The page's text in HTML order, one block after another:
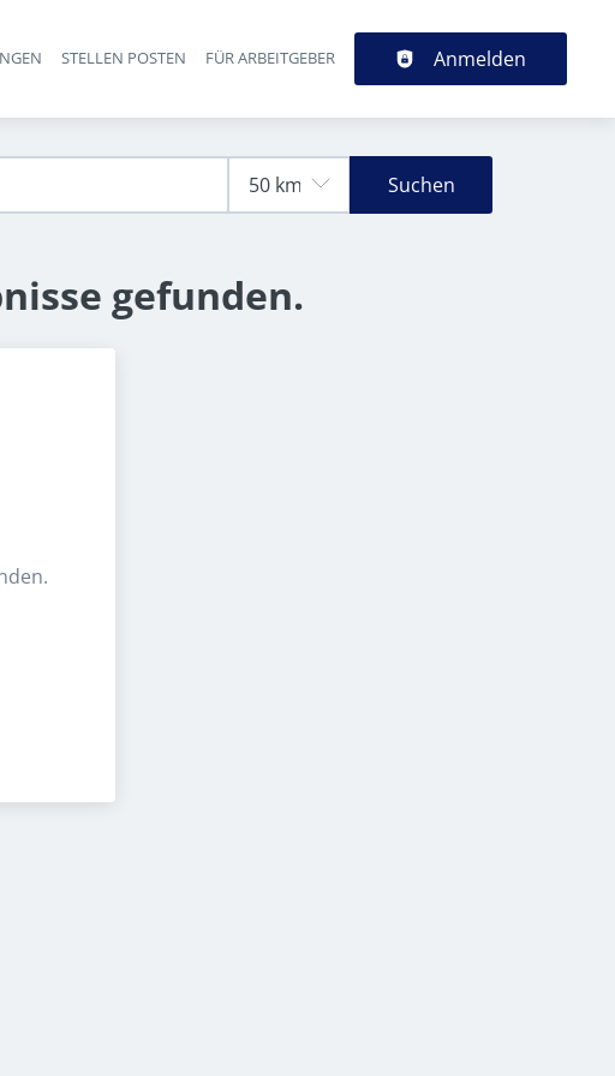
STELLEN POSTEN FÜR ARBEITGEBER Anmelden
Suchen
gefunden.